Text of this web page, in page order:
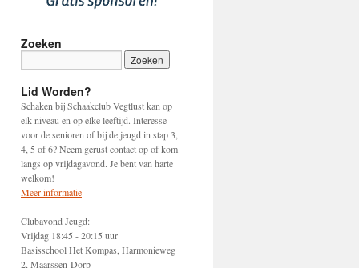
Zoeken
Lid Worden?
Schaken bij Schaakclub Vegtlust kan op
elk niveau en op elke leeftijd. Interesse
voor de senioren of bij de jeugd in stap 3,
4, 5 of 6? Neem gerust contact op of kom
langs op vrijdagavond. Je bent van harte
welkom!
Meer informatie
Clubavond Jeugd:
Vrijdag 18:45 - 20:15 uur
Basisschool Het Kompas, Harmonieweg
2, Maarssen-Dorp